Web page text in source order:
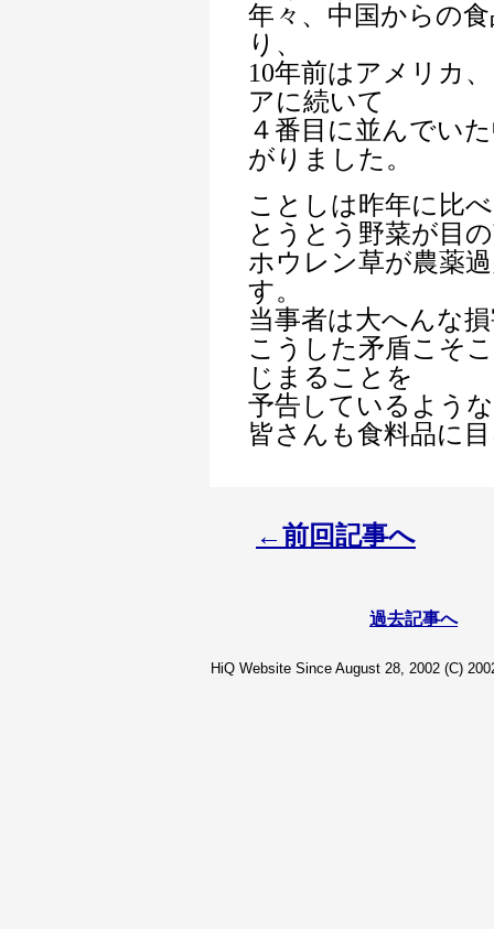
年々、中国からの
り、
10年前はアメリカ
アに続いて
４番目に並んでい
がりました。
ことしは昨年に比
とうとう野菜が目
ホウレン草が農薬
す。
当事者は大へんな
こうした矛盾こそ
じまることを
予告しているよう
皆さんも食料品に
←前回記事へ
過去記事へ
HiQ Website Since August 28, 2002 (C)